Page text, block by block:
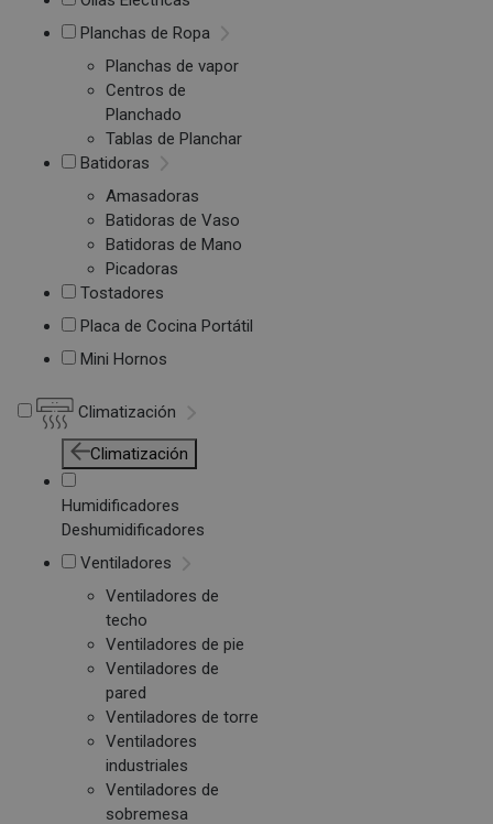
Planchas de Ropa
Planchas de vapor
Centros de
Planchado
Tablas de Planchar
Batidoras
Amasadoras
Batidoras de Vaso
Batidoras de Mano
Picadoras
Tostadores
Placa de Cocina Portátil
Mini Hornos
Climatización
Climatización
Humidificadores
Deshumidificadores
Ventiladores
Ventiladores de
techo
Ventiladores de pie
Ventiladores de
pared
Ventiladores de torre
Ventiladores
industriales
Ventiladores de
sobremesa